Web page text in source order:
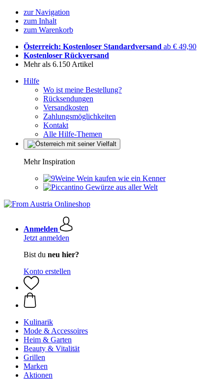
zur Navigation
zum Inhalt
zum Warenkorb
Österreich: Kostenloser Standardversand ab € 49,90
Kostenloser Rückversand
Mehr als 6.150 Artikel
Hilfe
Wo ist meine Bestellung?
Rücksendungen
Versandkosten
Zahlungsmöglichkeiten
Kontakt
Alle Hilfe-Themen
Mehr Inspiration
Wein kaufen wie ein Kenner
Gewürze aus aller Welt
Anmelden
Jetzt anmelden
Bist du neu hier?
Konto erstellen
Kulinarik
Mode & Accessoires
Heim & Garten
Beauty & Vitalität
Grillen
Marken
Aktionen